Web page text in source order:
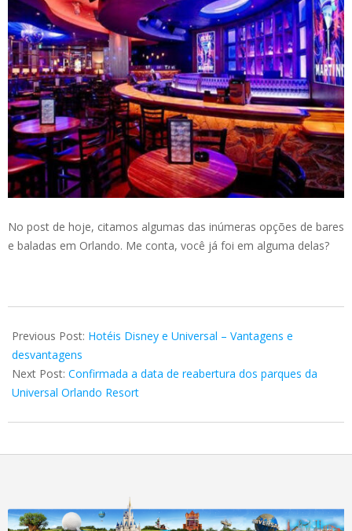
No post de hoje, citamos algumas das inúmeras opções de bares
e baladas em Orlando. Me conta, você já foi em alguma delas?
05-
18
Previous Post: Hotéis Disney e Universal – Vantagens e
desvantagens
Next Post: Confirmada a data de reabertura dos parques da
Universal Orlando Resort